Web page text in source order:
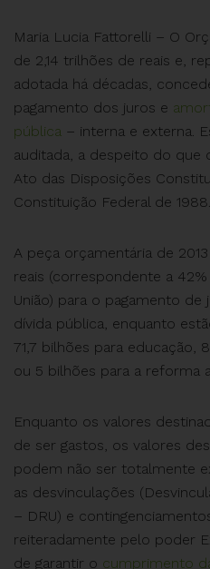
Maria Lucia Fattorelli – O
de 2,14 trilhões de reais e,
adotada há décadas,
pagamento dos juros e
pública – interna e externa.
auditada, a despeito do que
Ato das Disposições
Constituição Federal de 1988.
A peça orçamentária de
reais (correspondente a
União) para o pagamento
dívida pública, enquanto
71,7 bilhões para educação,
ou 5 bilhões para a reforma
Enquanto os valores
de ser gastos, os valores
podem não ser totalmente
as desvinculações
– DRU) e
reiteradamente pelo poder
de garantir o cumprimento